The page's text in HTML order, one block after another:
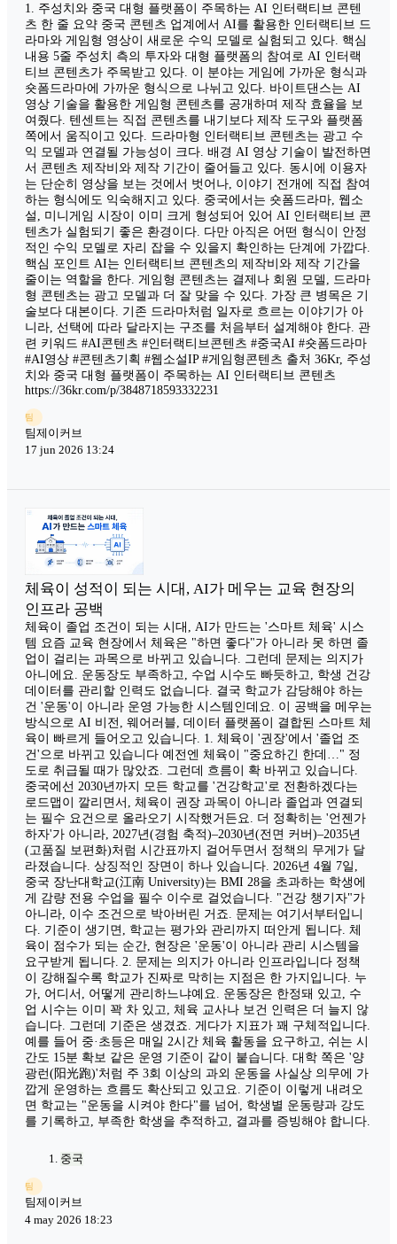
1. 주성치와 중국 대형 플랫폼이 주목하는 AI 인터랙티브 콘텐
츠 한 줄 요약 중국 콘텐츠 업계에서 AI를 활용한 인터랙티브 드
라마와 게임형 영상이 새로운 수익 모델로 실험되고 있다. 핵심
내용 5줄 주성치 측의 투자와 대형 플랫폼의 참여로 AI 인터랙
티브 콘텐츠가 주목받고 있다. 이 분야는 게임에 가까운 형식과
숏폼드라마에 가까운 형식으로 나뉘고 있다. 바이트댄스는 AI
영상 기술을 활용한 게임형 콘텐츠를 공개하며 제작 효율을 보
여줬다. 텐센트는 직접 콘텐츠를 내기보다 제작 도구와 플랫폼
쪽에서 움직이고 있다. 드라마형 인터랙티브 콘텐츠는 광고 수
익 모델과 연결될 가능성이 크다. 배경 AI 영상 기술이 발전하면
서 콘텐츠 제작비와 제작 기간이 줄어들고 있다. 동시에 이용자
는 단순히 영상을 보는 것에서 벗어나, 이야기 전개에 직접 참여
하는 형식에도 익숙해지고 있다. 중국에서는 숏폼드라마, 웹소
설, 미니게임 시장이 이미 크게 형성되어 있어 AI 인터랙티브 콘
텐츠가 실험되기 좋은 환경이다. 다만 아직은 어떤 형식이 안정
적인 수익 모델로 자리 잡을 수 있을지 확인하는 단계에 가깝다.
핵심 포인트 AI는 인터랙티브 콘텐츠의 제작비와 제작 기간을
줄이는 역할을 한다. 게임형 콘텐츠는 결제나 회원 모델, 드라마
형 콘텐츠는 광고 모델과 더 잘 맞을 수 있다. 가장 큰 병목은 기
술보다 대본이다. 기존 드라마처럼 일자로 흐르는 이야기가 아
니라, 선택에 따라 달라지는 구조를 처음부터 설계해야 한다. 관
련 키워드 #AI콘텐츠 #인터랙티브콘텐츠 #중국AI #숏폼드라마
#AI영상 #콘텐츠기획 #웹소설IP #게임형콘텐츠 출처 36Kr, 주성
치와 중국 대형 플랫폼이 주목하는 AI 인터랙티브 콘텐츠
https://36kr.com/p/3848718593332231
팀
팀제이커브
17 jun 2026 13:24
체육이 성적이 되는 시대, AI가 메우는 교육 현장의
인프라 공백
체육이 졸업 조건이 되는 시대, AI가 만드는 '스마트 체육' 시스
템 요즘 교육 현장에서 체육은 "하면 좋다"가 아니라 못 하면 졸
업이 걸리는 과목으로 바뀌고 있습니다. 그런데 문제는 의지가
아니에요. 운동장도 부족하고, 수업 시수도 빠듯하고, 학생 건강
데이터를 관리할 인력도 없습니다. 결국 학교가 감당해야 하는
건 '운동'이 아니라 운영 가능한 시스템인데요. 이 공백을 메우는
방식으로 AI 비전, 웨어러블, 데이터 플랫폼이 결합된 스마트 체
육이 빠르게 들어오고 있습니다. 1. 체육이 '권장'에서 '졸업 조
건'으로 바뀌고 있습니다 예전엔 체육이 "중요하긴 한데…" 정
도로 취급될 때가 많았죠. 그런데 흐름이 확 바뀌고 있습니다.
중국에선 2030년까지 모든 학교를 '건강학교'로 전환하겠다는
로드맵이 깔리면서, 체육이 권장 과목이 아니라 졸업과 연결되
는 필수 요건으로 올라오기 시작했거든요. 더 정확히는 '언젠가
하자'가 아니라, 2027년(경험 축적)–2030년(전면 커버)–2035년
(고품질 보편화)처럼 시간표까지 걸어두면서 정책의 무게가 달
라졌습니다. 상징적인 장면이 하나 있습니다. 2026년 4월 7일,
중국 장난대학교(江南 University)는 BMI 28을 초과하는 학생에
게 감량 전용 수업을 필수 이수로 걸었습니다. "건강 챙기자"가
아니라, 이수 조건으로 박아버린 거죠. 문제는 여기서부터입니
다. 기준이 생기면, 학교는 평가와 관리까지 떠안게 됩니다. 체
육이 점수가 되는 순간, 현장은 '운동'이 아니라 관리 시스템을
요구받게 됩니다. 2. 문제는 의지가 아니라 인프라입니다 정책
이 강해질수록 학교가 진짜로 막히는 지점은 한 가지입니다. 누
가, 어디서, 어떻게 관리하느냐예요. 운동장은 한정돼 있고, 수
업 시수는 이미 꽉 차 있고, 체육 교사나 보건 인력은 더 늘지 않
습니다. 그런데 기준은 생겼죠. 게다가 지표가 꽤 구체적입니다.
예를 들어 중·초등은 매일 2시간 체육 활동을 요구하고, 쉬는 시
간도 15분 확보 같은 운영 기준이 같이 붙습니다. 대학 쪽은 '양
광런(阳光跑)'처럼 주 3회 이상의 과외 운동을 사실상 의무에 가
깝게 운영하는 흐름도 확산되고 있고요. 기준이 이렇게 내려오
면 학교는 "운동을 시켜야 한다"를 넘어, 학생별 운동량과 강도
를 기록하고, 부족한 학생을 추적하고, 결과를 증빙해야 합니다.
중국
팀
팀제이커브
4 may 2026 18:23